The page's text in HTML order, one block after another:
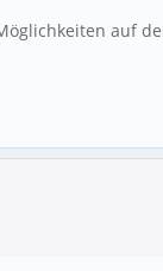
auf